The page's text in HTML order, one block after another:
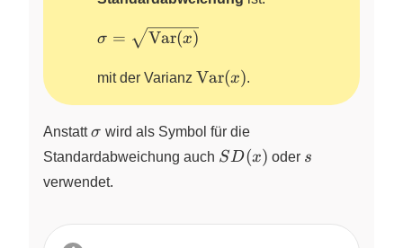
\sigma =
(x)}
σ = Var(x)
mit der Varianz \text{Var}
Var(x).
Anstatt\sigma
σ wird als Symbol für die
Standardabweichung auch SD(x)
SD(x) oder s
s
verwendet.